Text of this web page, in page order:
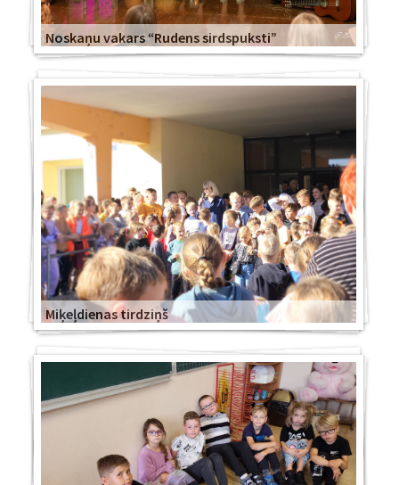
Noskaņu vakars “Rudens sirdspuksti”
Miķeļdienas tirdziņš